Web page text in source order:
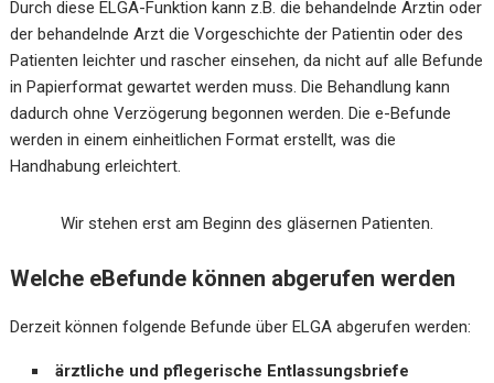
Durch diese ELGA-Funktion kann z.B. die behandelnde Ärztin oder
der behandelnde Arzt die Vorgeschichte der Patientin oder des
Patienten leichter und rascher einsehen, da nicht auf alle Befunde
in Papierformat gewartet werden muss. Die Behandlung kann
dadurch ohne Verzögerung begonnen werden. Die e-Befunde
werden in einem einheitlichen Format erstellt, was die
Handhabung erleichtert.
Wir stehen erst am Beginn des gläsernen Patienten.
Welche eBefunde können abgerufen werden
Derzeit können folgende Befunde über ELGA abgerufen werden:
ärztliche und pflegerische Entlassungsbriefe